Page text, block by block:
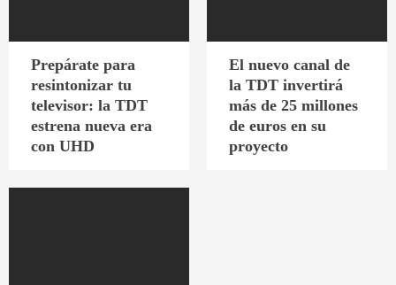
Prepárate para
resintonizar tu
televisor: la TDT
estrena nueva era
con UHD
El nuevo canal de
la TDT invertirá
más de 25 millones
de euros en su
proyecto